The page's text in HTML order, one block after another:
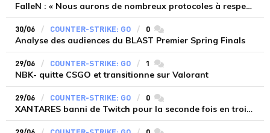
FalleN : « Nous aurons de nombreux protocoles à respecter »
30/06 COUNTER-STRIKE: GO 0 commentaires
Analyse des audiences du BLAST Premier Spring Finals
29/06 COUNTER-STRIKE: GO 1 commentaires
NBK- quitte CSGO et transitionne sur Valorant
29/06 COUNTER-STRIKE: GO 0 commentaires
XANTARES banni de Twitch pour la seconde fois en trois mois